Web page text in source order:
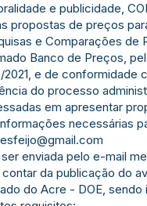
e publicidade,
propostas de preços
e Comparações de
Banco de Preços,
2021, e de
do processo
em apresentar
necessárias
enviada pelo e-mail
da publicação do
do Acre - DOE,